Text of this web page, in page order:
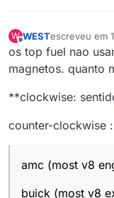
W
Offline
WESTescreveu em
última edição
os top fuel nao
magnetos. quanto
**clockwise:
counter-clockwise
amc (most v8
buick (most v8